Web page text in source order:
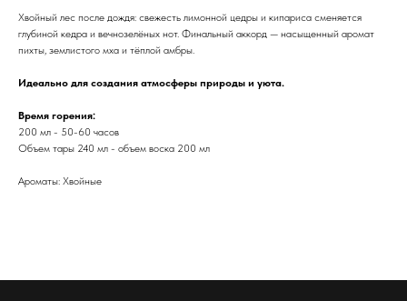
Хвойный лес после дождя: свежесть лимонной цедры и кипариса сменяется
глубиной кедра и вечнозелёных нот. Финальный аккорд — насыщенный аромат
пихты, землистого мха и тёплой амбры.
Идеально для создания атмосферы природы и уюта.
Время горения:
200 мл - 50-60 часов
Объем тары 240 мл - объем воска 200 мл
Ароматы: Хвойные